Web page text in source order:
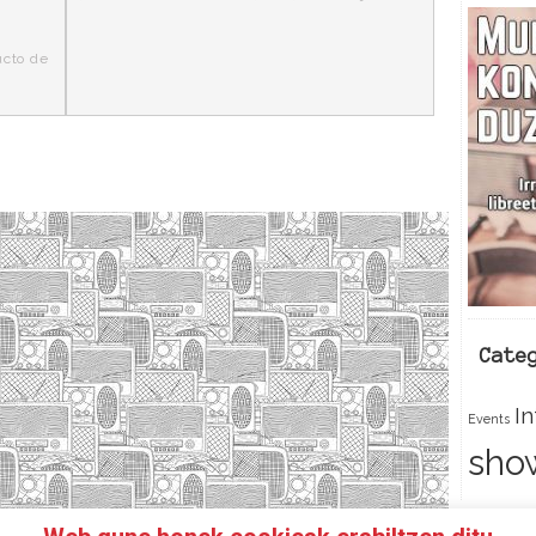
Events
de